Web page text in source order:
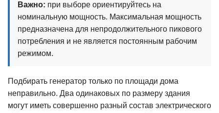
Важно: при выборе ориентируйтесь на
номинальную мощность. Максимальная мощность
предназначена для непродолжительного пикового
потребления и не является постоянным рабочим
режимом.
Подбирать генератор только по площади дома
неправильно. Два одинаковых по размеру здания
могут иметь совершенно разный состав электрического